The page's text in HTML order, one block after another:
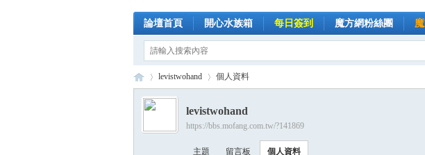
論壇首頁 開心水族箱 每日簽到 魔方網粉絲團
›
levistwohand 個人資料
levistwohand
https://bbs.mofang.com.tw/?141869
主題 留言板 個人資料